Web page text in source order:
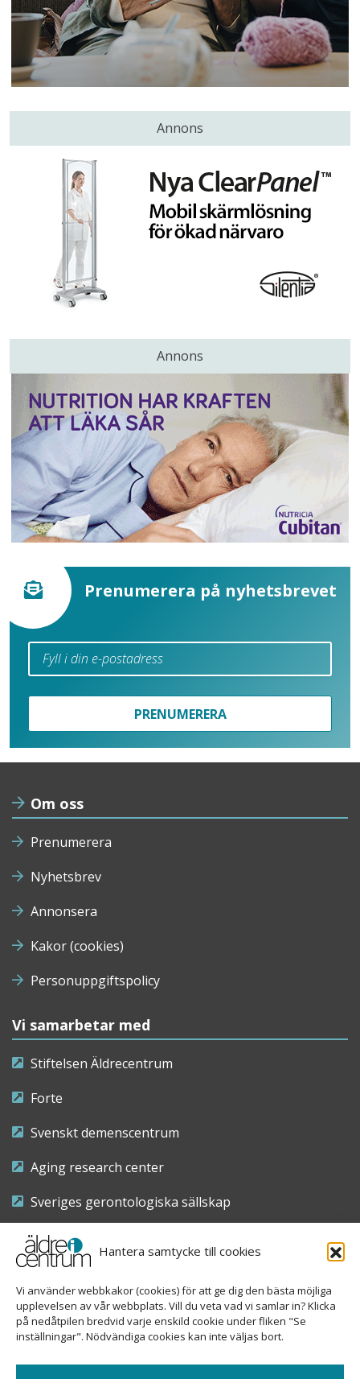
Hantera samtycke till cookies
Vi använder webbkakor (cookies) för att ge dig den bästa möjliga
upplevelsen av vår webbplats. Vill du veta vad vi samlar in? Klicka
på nedåtpilen bredvid varje enskild cookie under fliken "Se
inställningar". Nödvändiga cookies kan inte väljas bort.
Annons
Annons
Prenumerera på nyhetsbrevet
PRENUMERERA
Om oss
Prenumerera
Nyhetsbrev
Annonsera
Kakor (cookies)
Personuppgiftspolicy
Vi samarbetar med
Stiftelsen Äldrecentrum
Forte
Svenskt demenscentrum
Aging research center
Sveriges gerontologiska sällskap
Riksföreningen för sjuksköterskor inom äldre- och
demensvård
Nationellt kompetenscentrum anhöriga